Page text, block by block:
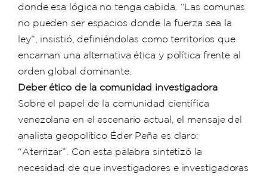
donde esa lógica no tenga cabida. “Las comunas
no pueden ser espacios donde la fuerza sea la
ley”, insistió, definiéndolas como territorios que
encarnan una alternativa ética y política frente al
orden global dominante.
Deber ético de la comunidad investigadora
Sobre el papel de la comunidad científica
venezolana en el escenario actual, el mensaje del
analista geopolítico Éder Peña es claro:
“Aterrizar”. Con esta palabra sintetizó la
necesidad de que investigadores e investigadoras